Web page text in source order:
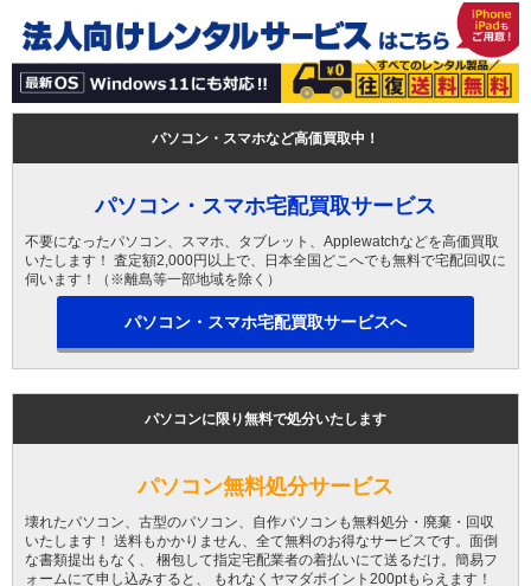
パソコン・スマホなど高価買取中！
パソコン・スマホ宅配買取サービス
不要になったパソコン、スマホ、タブレット、Applewatchなどを高価買取
いたします！ 査定額2,000円以上で、日本全国どこへでも無料で宅配回収に
伺います！（※離島等一部地域を除く）
パソコン・スマホ宅配買取サービスへ
パソコンに限り無料で処分いたします
パソコン無料処分サービス
壊れたパソコン、古型のパソコン、自作パソコンも無料処分・廃棄・回収
いたします！ 送料もかかりません、全て無料のお得なサービスです。面倒
な書類提出もなく、 梱包して指定宅配業者の着払いにて送るだけ。簡易フ
ォームにて申し込みすると、 もれなくヤマダポイント200ptもらえます！